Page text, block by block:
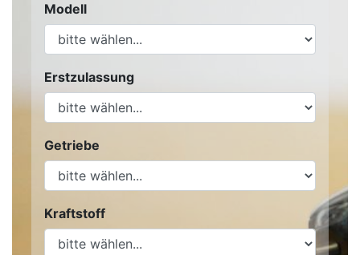
Modell
Erstzulassung
Getriebe
Kraftstoff